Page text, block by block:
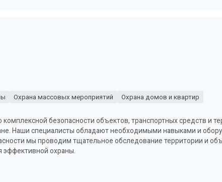
Охрана массовых мероприятий
Охрана домов и квартир
безопасности объектов, транспортных средств и
Наши специалисты обладают необходимыми навыками и
мы проводим тщательное обследование территории и
эффективной охраны.